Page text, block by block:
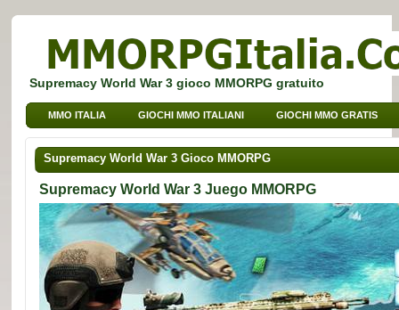
Supremacy World War 3 gioco MMORPG gratuito
MMO ITALIA GIOCHI MMO ITALIANI GIOCHI MMO GRATIS
GIOCHI BROWSER MMO GIOCHI MMO PER BAMBINI
GIOCHI MMO DI SPORT
Supremacy World War 3 Gioco MMORPG
Supremacy World War 3 Juego MMORPG